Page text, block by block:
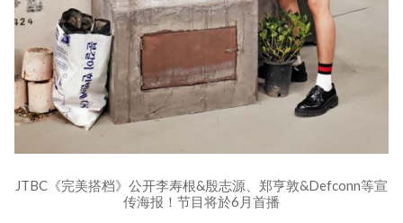
JTBC《完美搭档》公开李寿根&殷志源、郑亨敦&Defconn等宣
传海报！节目将於6月首播